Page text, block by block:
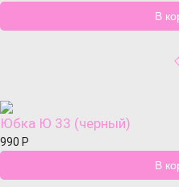
Юбка Ю 33 (черный)
990 Р